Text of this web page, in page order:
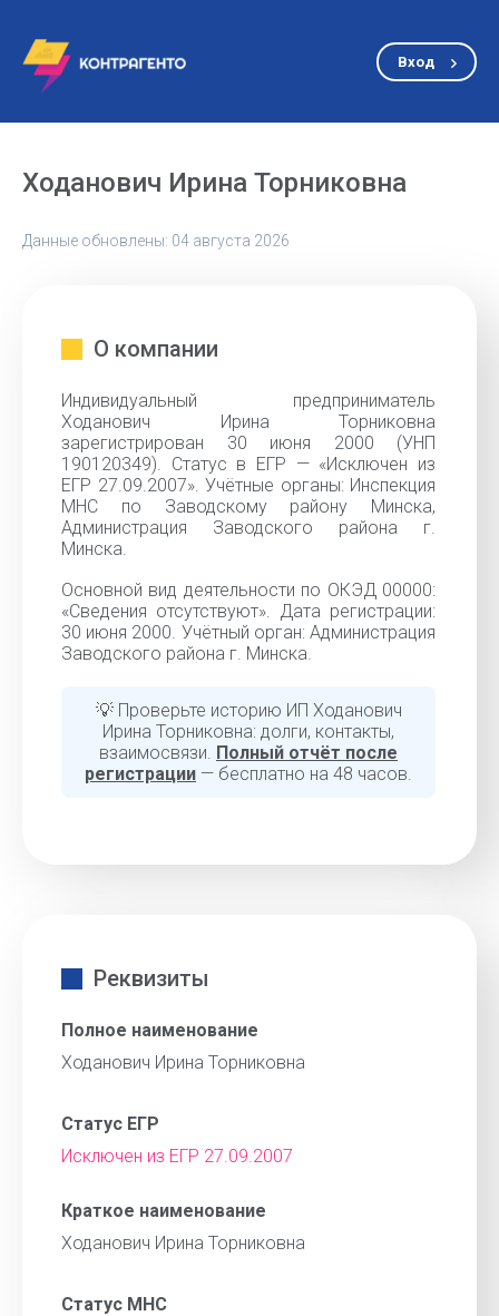
Вход
Ходанович Ирина Торниковна
Данные обновлены: 04 августа 2026
О компании
Индивидуальный предприниматель
Ходанович Ирина Торниковна
зарегистрирован 30 июня 2000 (УНП
190120349). Статус в ЕГР — «Исключен из
ЕГР 27.09.2007». Учётные органы: Инспекция
МНС по Заводскому району Минска,
Администрация Заводского района г.
Минска.
Основной вид деятельности по ОКЭД 00000:
«Cведения отсутствуют». Дата регистрации:
30 июня 2000. Учётный орган: Администрация
Заводского района г. Минска.
💡 Проверьте историю ИП Ходанович
Ирина Торниковна: долги, контакты,
взаимосвязи. Полный отчёт после
регистрации — бесплатно на 48 часов.
Реквизиты
Полное наименование
Ходанович Ирина Торниковна
Статус ЕГР
Исключен из ЕГР 27.09.2007
Краткое наименование
Ходанович Ирина Торниковна
Статус МНС